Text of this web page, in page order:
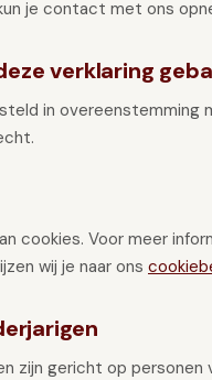
je contact met ons
verklaring
in
cookies. Voor meer
wij je naar ons
zijn gericht op personen